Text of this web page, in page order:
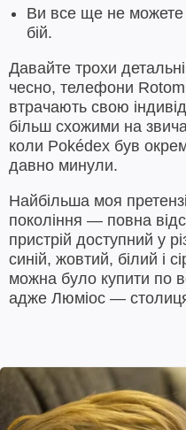
Ви все ще не можете
бій.
Давайте трохи
чесно, телефони
втрачають свою
більш схожими на
коли Pokédex був
давно минули.
Найбільша моя
покоління — повна
пристрій доступний у
синій, жовтий, білий і
можна було купити по
адже Люміос —